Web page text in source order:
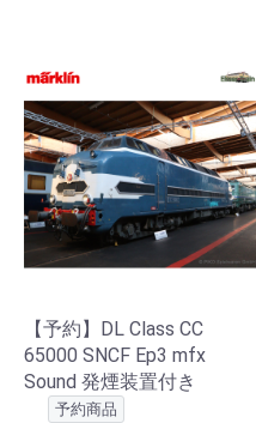
【予約】DL Class CC
65000 SNCF Ep3 mfx
Sound 発煙装置付き
予約商品